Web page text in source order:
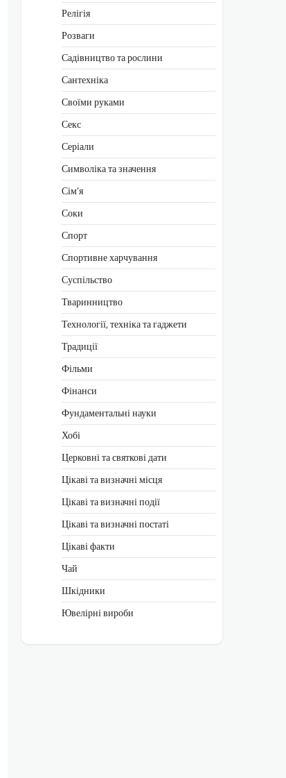
Релігія
Розваги
Садівництво та рослини
Сантехніка
Своїми руками
Секс
Серіали
Символіка та значення
Сім’я
Соки
Спорт
Спортивне харчування
Суспільство
Тваринництво
Технології, техніка та гаджети
Традиції
Фільми
Фінанси
Фундаментальні науки
Хобі
Церковні та святкові дати
Цікаві та визначні місця
Цікаві та визначні події
Цікаві та визначні постаті
Цікаві факти
Чай
Шкідники
Ювелірні вироби